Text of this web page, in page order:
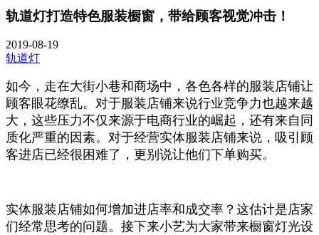
轨道灯打造特色服装橱窗，带给顾客视觉冲击！
2019-08-19
轨道灯
如今，走在大街小巷和商场中，各色各样的服装店铺让
顾客眼花缭乱。对于服装店铺来说行业竞争力也越来越
大，这些压力不仅来源于电商行业的崛起，还有来自同
质化严重的因素。对于经营实体服装店铺来说，吸引顾
客进店已经很困难了，更别说让他们下单购买。
实体服装店铺如何增加进店率和成交率？这估计是店家
们经常思考的问题。接下来小艺为大家带来橱窗灯光设